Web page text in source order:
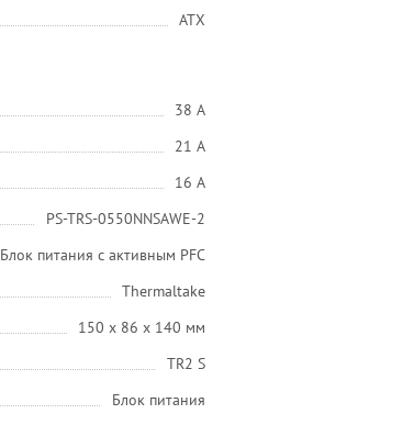
ATX
38 A
21 A
16 A
PS-TRS-0550NNSAWE-2
Блок питания с активным PFC
Thermaltake
150 x 86 x 140 мм
TR2 S
Блок питания